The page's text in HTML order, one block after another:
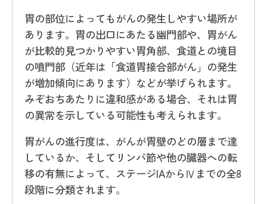
胃の部位によってもがんの発生しやすい場所が
あります。胃の出口にあたる幽門部や、胃がん
が比較的見つかりやすい胃角部、食道との境目
の噴門部（近年は「食道胃接合部がん」の発生
が増加傾向にあります）などが挙げられます。
みぞおちあたりに違和感がある場合、それは胃
の異常を示している可能性も考えられます。
胃がんの進行度は、がんが胃壁のどの層まで達
しているか、そしてリンパ節や他の臓器への転
移の有無によって、ステージIAからⅣまでの全8
段階に分類されます。